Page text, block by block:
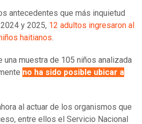
antecedentes que más inquietud
y 2025, 12 adultos ingresaron al
haitianos.
una muestra de 105 niños analizada
no ha sido posible ubicar a
al actuar de los organismos que
entre ellos el Servicio Nacional